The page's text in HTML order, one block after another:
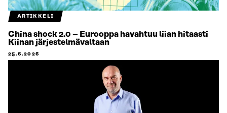
ARTIKKELI
China shock 2.0 – Eurooppa havahtuu liian hitaasti
Kiinan järjestelmävaltaan
25.6.2026